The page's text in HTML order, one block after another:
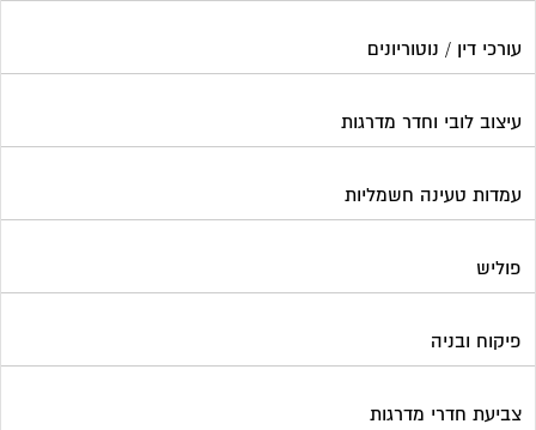
עורכי דין / נוטוריונים
עיצוב לובי וחדר מדרגות
עמדות טעינה חשמליות
פוליש
פיקוח ובניה
צביעת חדרי מדרגות